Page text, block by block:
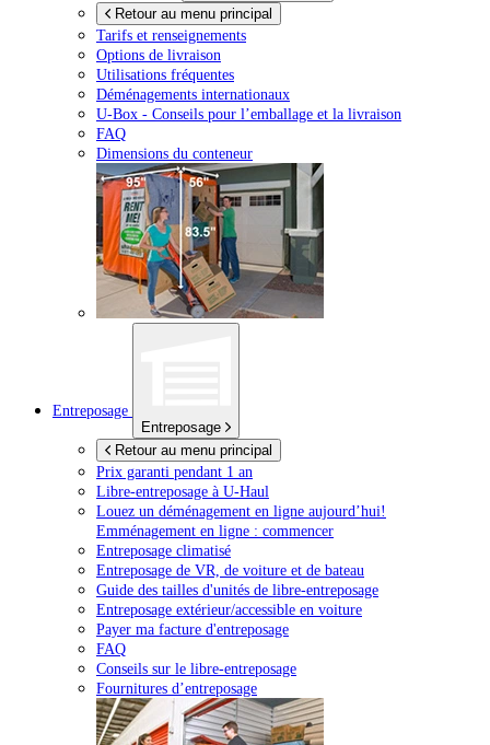
Retour au menu principal
Tarifs et renseignements
Options de livraison
Utilisations fréquentes
Déménagements internationaux
U-Box - Conseils pour l’emballage et la livraison
FAQ
Dimensions du conteneur
Entreposage
Entreposage
Retour au menu principal
Prix garanti pendant 1 an
Libre-entreposage à U-Haul
Louez un déménagement en ligne aujourd’hui!
Emménagement en ligne : commencer
Entreposage climatisé
Entreposage de VR, de voiture et de bateau
Guide des tailles d'unités de libre-entreposage
Entreposage extérieur/accessible en voiture
Payer ma facture d'entreposage
FAQ
Conseils sur le libre-entreposage
Fournitures d’entreposage